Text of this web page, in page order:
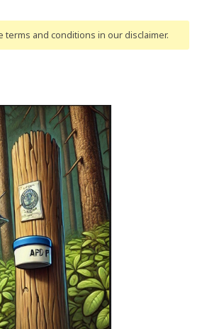
terms and conditions in our disclaimer.